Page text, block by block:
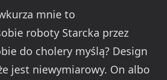
mnie to
roboty Starcka przez
do cholery myślą? Design
jest niewymiarowy. On albo